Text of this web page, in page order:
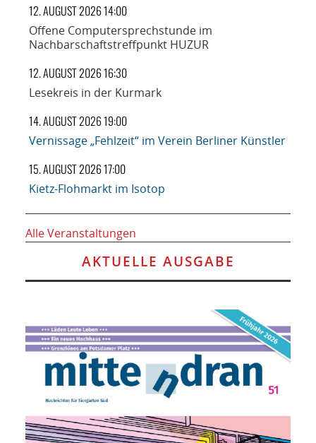
12. AUGUST 2026 14:00
Offene Computersprechstunde im
Nachbarschaftstreffpunkt HUZUR
12. AUGUST 2026 16:30
Lesekreis in der Kurmark
14. AUGUST 2026 19:00
Vernissage „Fehlzeit“ im Verein Berliner Künstler
15. AUGUST 2026 17:00
Kietz-Flohmarkt im Isotop
Alle Veranstaltungen
AKTUELLE AUSGABE